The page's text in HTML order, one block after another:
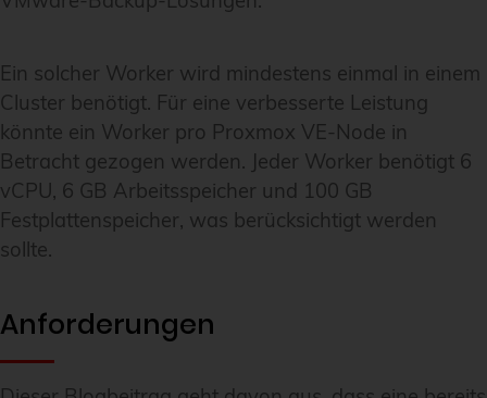
Ein solcher Worker wird mindestens einmal in einem
Cluster benötigt. Für eine verbesserte Leistung
könnte ein Worker pro Proxmox VE-Node in
Betracht gezogen werden. Jeder Worker benötigt 6
vCPU, 6 GB Arbeitsspeicher und 100 GB
Festplattenspeicher, was berücksichtigt werden
sollte.
Anforderungen